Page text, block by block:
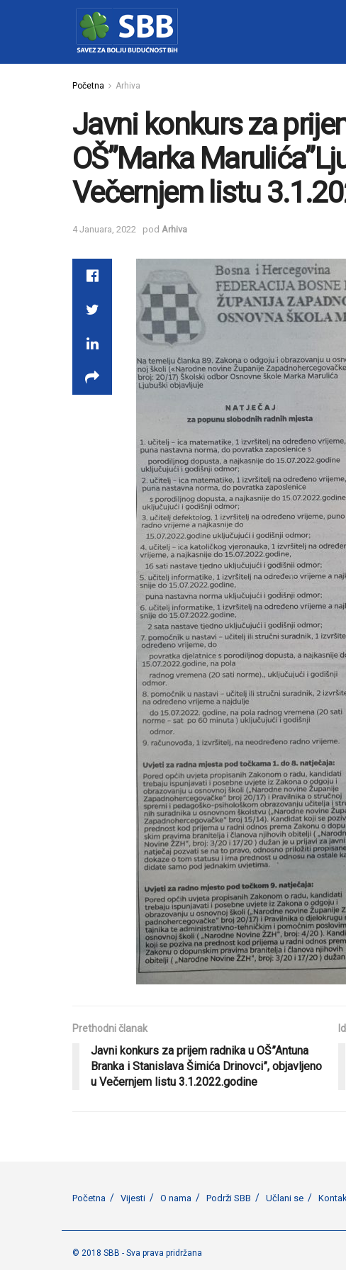
Početna Arhiva
Javni konkurs za
OŠ”Marka
Večernjem listu
4 Januara, 2022 pod Arhiva
Prethodni članak
Javni konkurs za prijem radnika u OŠ”Antuna
Branka i Stanislava Šimića Drinovci”, objavljeno
u Večernjem listu 3.1.2022.godine
Početna Vijesti O nama Podrži SBB Učlani se
© 2018 SBB - Sva prava pridržana